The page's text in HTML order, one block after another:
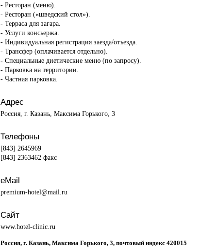
- Ресторан (меню).
- Ресторан («шведский стол»).
- Терраса для загара.
- Услуги консьержа.
- Индивидуальная регистрация заезда/отъезда.
- Трансфер (оплачивается отдельно).
- Специальные диетические меню (по запросу).
- Парковка на территории.
- Частная парковка.
Адрес
Россия, г. Казань, Максима Горького, 3
Телефоны
[843] 2645969
[843] 2363462 факс
eMail
premium-hotel@mail.ru
Сайт
www.hotel-clinic.ru
Россия, г. Казань, Максима Горького, 3, почтовый индекс 420015